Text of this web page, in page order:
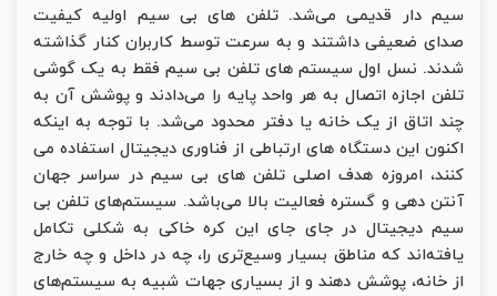
سیم دار قدیمی می‌شد. تلفن های بی سیم اولیه کیفیت
صدای ضعیفی داشتند و به سرعت توسط کاربران کنار گذاشته
شدند. نسل اول سیستم ‌های تلفن بی‌ سیم فقط به یک گوشی
تلفن اجازه اتصال به هر واحد پایه را می‌دادند و پوشش آن به
چند اتاق از یک خانه یا دفتر محدود می‌شد. با توجه به اینکه
اکنون این دستگاه های ارتباطی از فناوری دیجیتال استفاده می
کنند، امروزه هدف اصلی تلفن های بی سیم در سراسر جهان
آنتن دهی و گستره فعالیت بالا می‌باشد. سیستم‌های تلفن بی
سیم دیجیتال در جای جای این کره خاکی به شکلی تکامل
یافته‌اند که مناطق بسیار وسیع‌تری را، چه در داخل و چه خارج
از خانه، پوشش دهند و از بسیاری جهات شبیه به سیستم‌های